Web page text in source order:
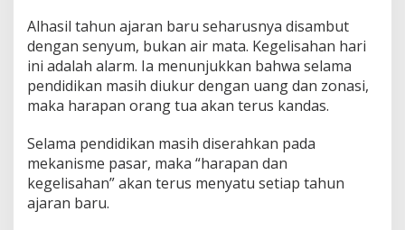
Alhasil tahun ajaran baru seharusnya disambut
dengan senyum, bukan air mata. Kegelisahan hari
ini adalah alarm. Ia menunjukkan bahwa selama
pendidikan masih diukur dengan uang dan zonasi,
maka harapan orang tua akan terus kandas.
Selama pendidikan masih diserahkan pada
mekanisme pasar, maka “harapan dan
kegelisahan” akan terus menyatu setiap tahun
ajaran baru.